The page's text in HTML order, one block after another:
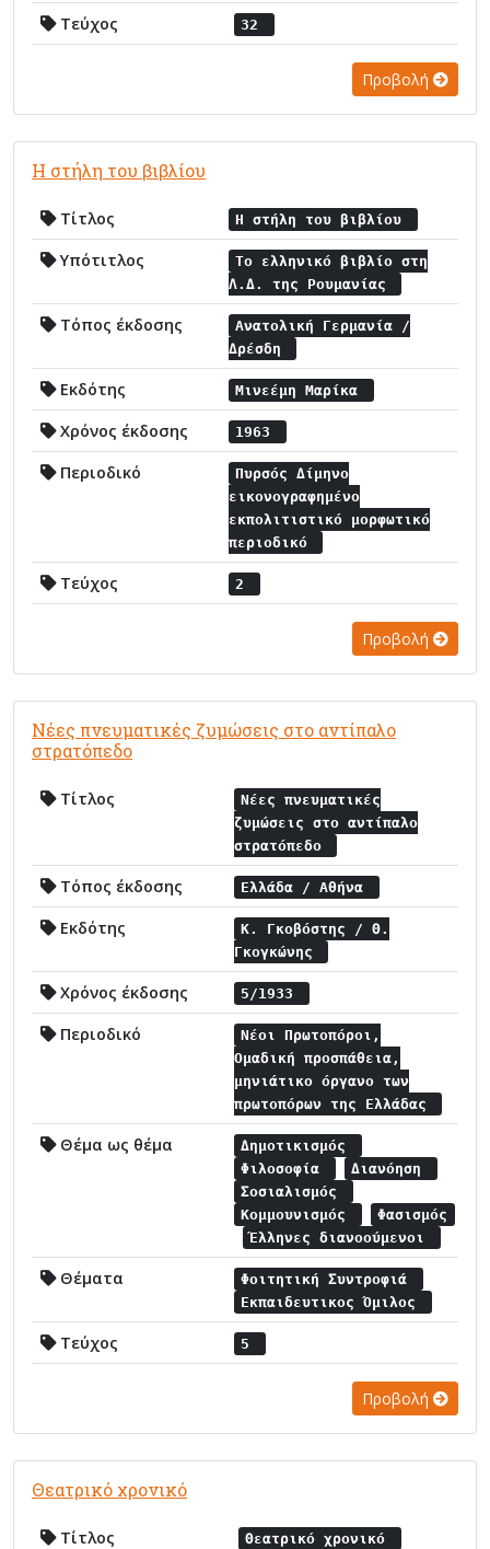
Τεύχος 32
Προβολή
Η στήλη του βιβλίου
Τίτλος Η στήλη του βιβλίου
Υπότιτλος
Το ελληνικό βιβλίο στη
Λ.Δ. της Ρουμανίας
Τόπος έκδοσης
Ανατολική Γερμανία /
Δρέσδη
Εκδότης Μινεέμη Μαρίκα
Χρόνος έκδοσης 1963
Περιοδικό
Πυρσός Δίμηνο
εικονογραφημένο
εκπολιτιστικό μορφωτικό
περιοδικό
Τεύχος 2
Προβολή
Νέες πνευματικές ζυμώσεις στο αντίπαλο
στρατόπεδο
Τίτλος
Νέες πνευματικές
ζυμώσεις στο αντίπαλο
στρατόπεδο
Τόπος έκδοσης Ελλάδα / Αθήνα
Εκδότης
Κ. Γκοβόστης / Θ.
Γκογκώνης
Χρόνος έκδοσης 5/1933
Περιοδικό
Νέοι Πρωτοπόροι,
Ομαδική προσπάθεια,
μηνιάτικο όργανο των
πρωτοπόρων της Ελλάδας
Θέμα ως θέμα
Δημοτικισμός
Φιλοσοφία
Διανόηση
Σοσιαλισμός
Κομμουνισμός
Φασισμός
Έλληνες διανοούμενοι
Θέματα
Φοιτητική Συντροφιά
Εκπαιδευτικος Όμιλος
Τεύχος 5
Προβολή
Θεατρικό χρονικό
Τίτλος Θεατρικό χρονικό